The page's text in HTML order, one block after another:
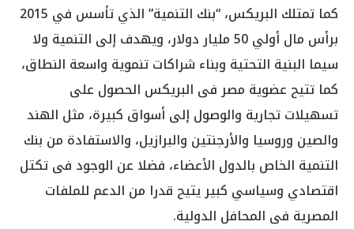
كما تمتلك البريكس، “بنك التنمية” الذي تأسس في 2015
برأس مال أولي 50 مليار دولار، ويهدف إلى التنمية ولا
سيما البنية التحتية وبناء شراكات تنموية واسعة النطاق،
كما تتيح عضوية مصر فى البريكس الحصول على
تسهيلات تجارية والوصول إلى أسواق كبيرة، مثل الهند
والصين وروسيا والأرجنتين والبرازيل، والاستفادة من بنك
التنمية الخاص بالدول الأعضاء، فضلا عن الوجود فى تكتل
اقتصادي وسياسي كبير يتيح قدرا من الدعم للملفات
المصرية فى المحافل الدولية.